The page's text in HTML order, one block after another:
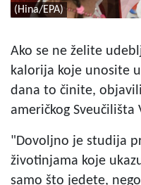
(Hina/EPA)
Ako se ne želite
kalorija koje unosite
dana to činite,
američkog
"Dovoljno je studija
životinjama koje
samo što jedete,